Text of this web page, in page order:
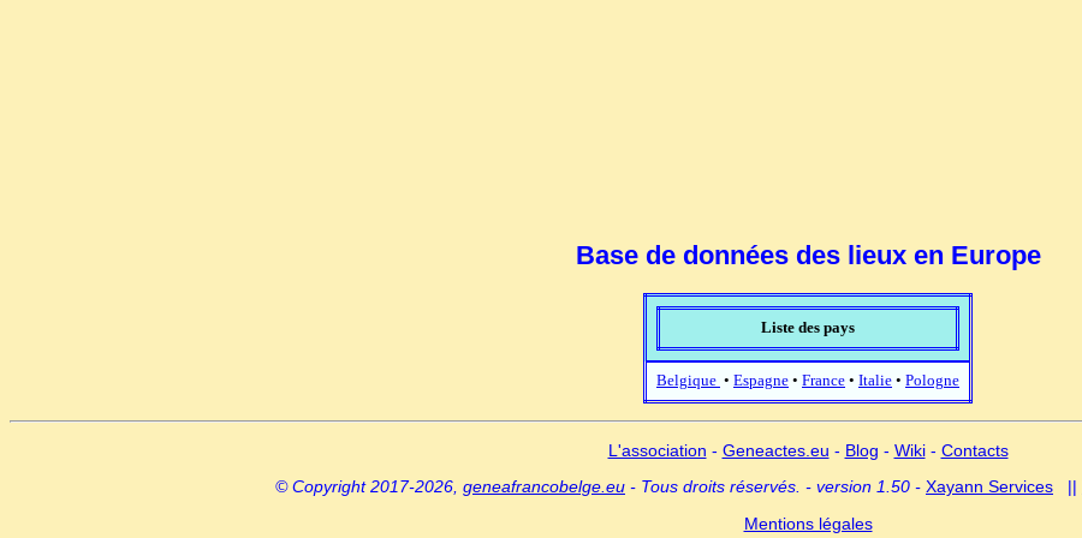
Base de données des lieux en Europe
Liste des pays
Belgique • Espagne • France • Italie • Pologne
L'association - Geneactes.eu - Blog - Wiki- Contacts
© Copyright 2017-2026, geneafrancobelge.eu - Tous droits réservés. - version 1.50 - Xayann Services ||
Mentions légales